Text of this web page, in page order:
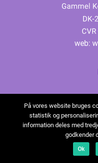
web:
På vores website bruges
statistik og
information deles med
godkender
Ok